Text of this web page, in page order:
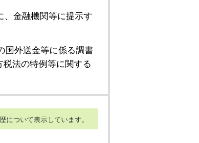
、金融機関等に提示す
国外送金等に係る調書
法の特例等に関する
について表示しています。